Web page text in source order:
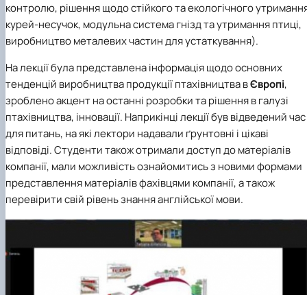
контролю, рішення щодо стійкого та екологічного
курей-несучок, модульна система гнізд та утримання птиці,
виробництво металевих частин для устаткування).
На лекції була представлена інформація щодо основних
тенденцій виробництва продукції птахівництва вЄвропі,
зроблено акцент на останні розробки та рішення в галузі
птахівництва, інновації. Наприкінці лекції був відведений час
для питань, на які лектори надавали ґрунтовні і цікаві
відповіді. Студенти також отримали доступ до матеріалів
компанії, мали можливість ознайомитись з новими формами
представлення матеріалів фахівцями компанії, а також
перевірити свій рівень знання англійської мови.